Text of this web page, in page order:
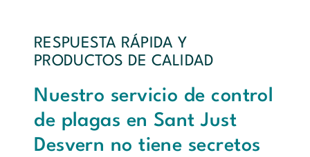
RESPUESTA RÁPIDA Y
PRODUCTOS DE CALIDAD
Nuestro servicio de control
de plagas en Sant Just
Desvern no tiene secretos